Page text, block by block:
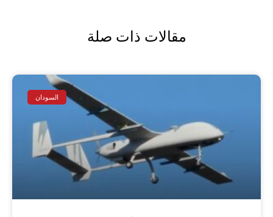
مقالات ذات صلة
السودان